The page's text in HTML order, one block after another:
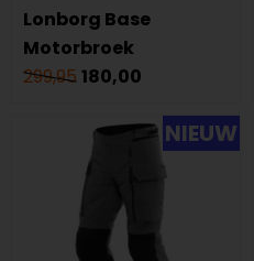
Lonborg Base
Motorbroek
299,95180,00
NIEUW